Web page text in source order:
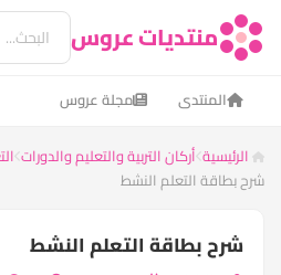
منتديات عروس
المنتدى مجلة عروس
الرئيسية أركان التربية والتعليم والدورات
شرح بطاقة التعلم النشط
شرح بطاقة التعلم النشط